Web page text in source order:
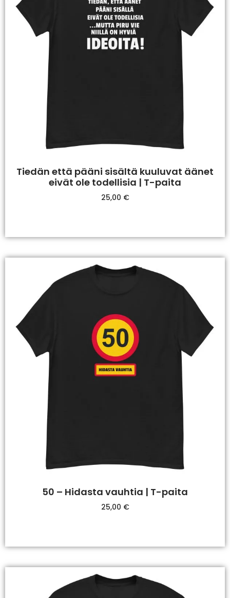
Tiedän että pääni sisältä kuuluvat äänet
eivät ole todellisia | T-paita
25,00 €
50 – Hidasta vauhtia | T-paita
25,00 €